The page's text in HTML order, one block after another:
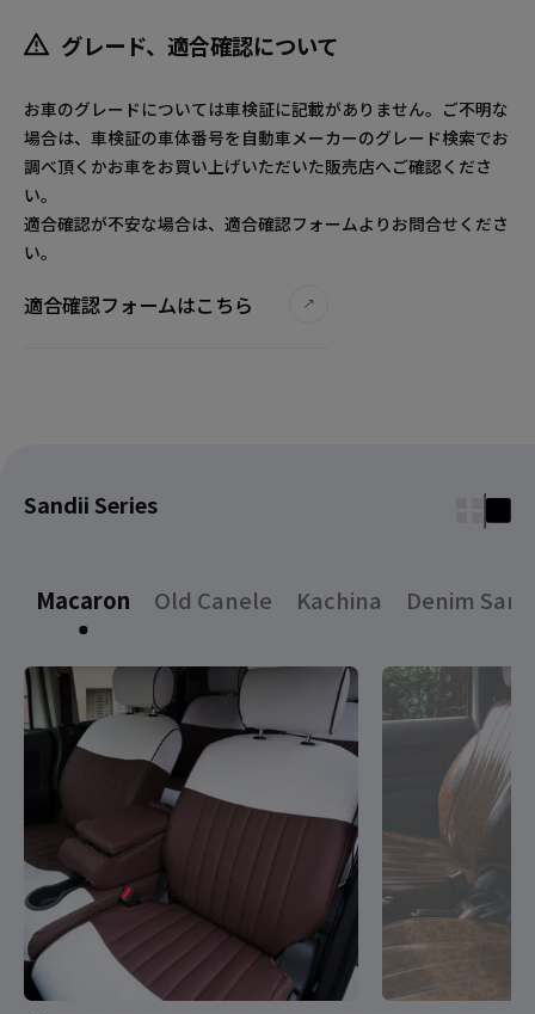
グレード、適合確認について
お車のグレードについては車検証に記載がありません。ご不明な
場合は、車検証の車体番号を自動車メーカーのグレード検索でお
調べ頂くかお車をお買い上げいただいた販売店へご確認くださ
い。
適合確認が不安な場合は、適合確認フォームよりお問合せくださ
い。
適合確認フォームはこちら
Sandii Series
Macaron Old Canele Kachina Denim Sand